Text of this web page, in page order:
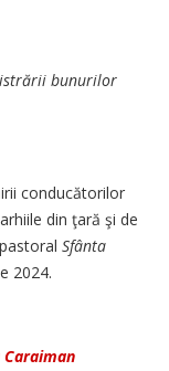
bunurilor
conducătorilor
din ţară şi de
Sfânta
2024.